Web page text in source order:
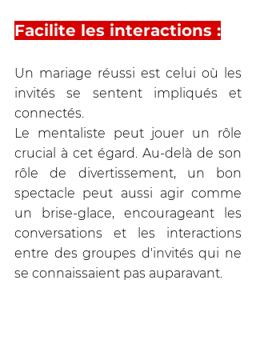
Facilite les interactions :
Un mariage réussi est celui où les
invités se sentent impliqués et
connectés.
Le mentaliste peut jouer un rôle
crucial à cet égard. Au-delà de son
rôle de divertissement, un bon
spectacle peut aussi agir comme
un brise-glace, encourageant les
conversations et les interactions
entre des groupes d'invités qui ne
se connaissaient pas auparavant.